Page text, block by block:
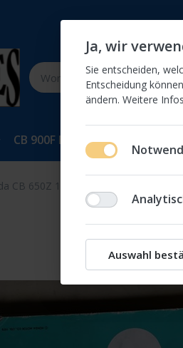
CB 900F Bol Dor
CB 650Z 13426Z41 /
Ja, wir
Sie entscheiden,
Entscheidung
ändern. Weitere
Auswahl